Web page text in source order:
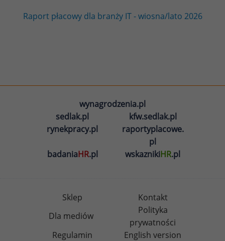
Raport płacowy dla branży IT - wiosna/lato 2026
wynagrodzenia.pl
sedlak.pl
kfw.sedlak.pl
rynekpracy.pl
raportyplacowe.
pl
badaniaHR.pl wskaznikiHR.pl
Sklep
Kontakt
Dla mediów
Polityka
prywatności
Regulamin
English version